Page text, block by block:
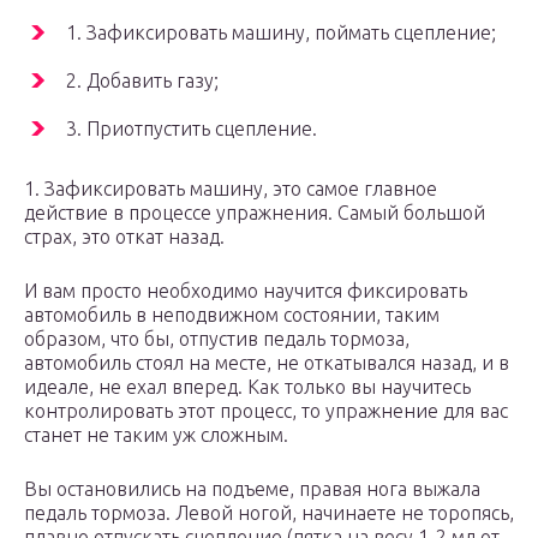
1. Зафиксировать машину, поймать сцепление;
2. Добавить газу;
3. Приотпустить сцепление.
1. Зафиксировать машину, это самое главное
действие в процессе упражнения. Самый большой
страх, это откат назад.
И вам просто необходимо научится фиксировать
автомобиль в неподвижном состоянии, таким
образом, что бы, отпустив педаль тормоза,
автомобиль стоял на месте, не откатывался назад, и в
идеале, не ехал вперед. Как только вы научитесь
контролировать этот процесс, то упражнение для вас
станет не таким уж сложным.
Вы остановились на подъеме, правая нога выжала
педаль тормоза. Левой ногой, начинаете не торопясь,